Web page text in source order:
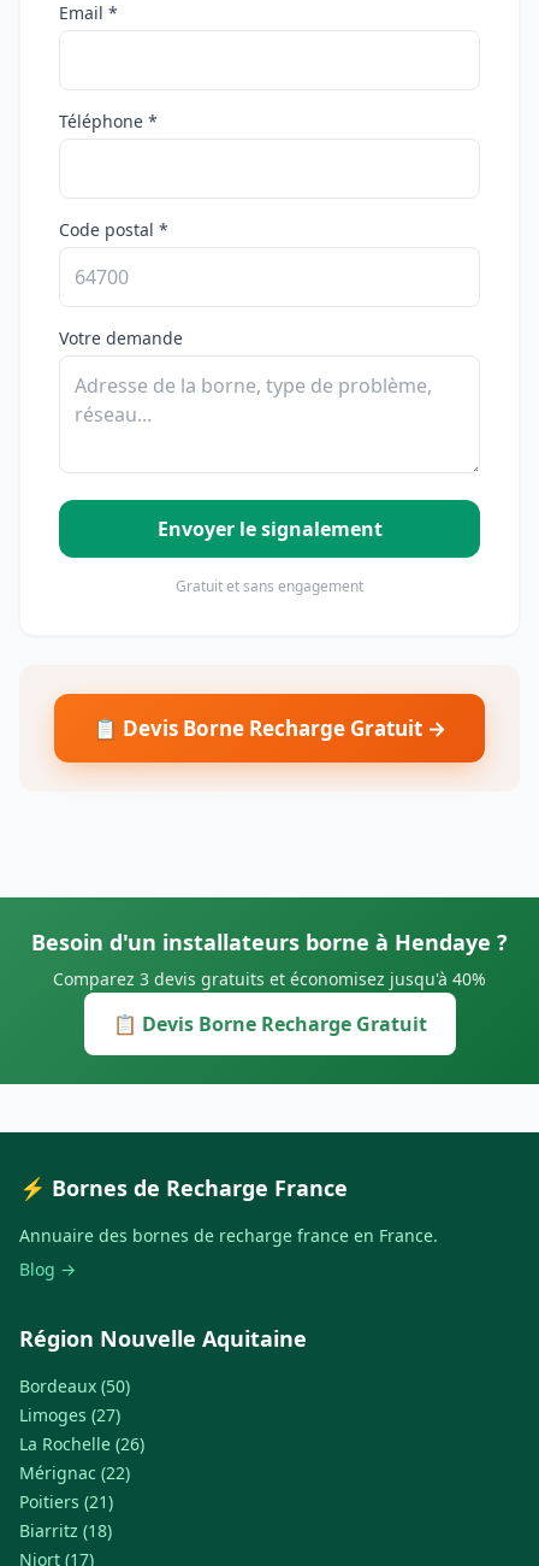
Email *
Téléphone *
Code postal *
Votre demande
Envoyer le signalement
Gratuit et sans engagement
📋 Devis Borne Recharge Gratuit →
Besoin d'un installateurs borne à Hendaye ?
Comparez 3 devis gratuits et économisez jusqu'à 40%
📋 Devis Borne Recharge Gratuit
⚡ Bornes de Recharge France
Annuaire des bornes de recharge france en France.
Blog →
Région Nouvelle Aquitaine
Bordeaux (50)
Limoges (27)
La Rochelle (26)
Mérignac (22)
Poitiers (21)
Biarritz (18)
Niort (17)